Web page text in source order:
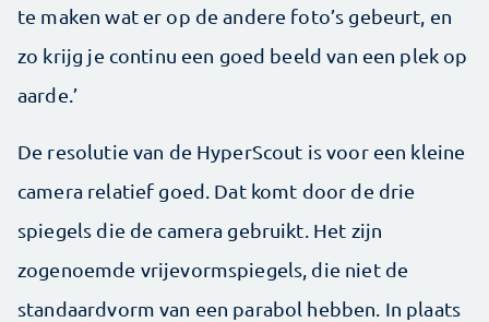
te maken wat er op de andere foto’s gebeurt, en
zo krijg je continu een goed beeld van een plek op
aarde.’
De resolutie van de HyperScout is voor een kleine
camera relatief goed. Dat komt door de drie
spiegels die de camera gebruikt. Het zijn
zogenoemde vrijevormspiegels, die niet de
standaardvorm van een parabol hebben. In plaats